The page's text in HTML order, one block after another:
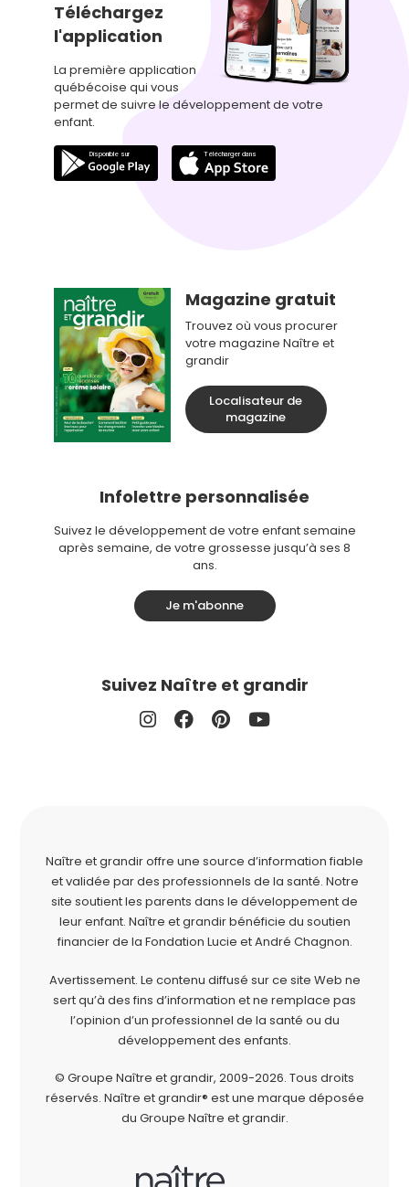
Téléchargez
l'application
La première application
québécoise qui vous
permet de suivre le développement de votre
enfant.
Magazine gratuit
Trouvez où vous procurer
votre magazine Naître et
grandir
Localisateur de
magazine
Infolettre personnalisée
Suivez le développement de votre enfant semaine
après semaine, de votre grossesse jusqu’à ses 8
ans.
Je m'abonne
Suivez Naître et grandir
Naître et grandir offre une source d’information fiable
et validée par des professionnels de la santé. Notre
site soutient les parents dans le développement de
leur enfant. Naître et grandir bénéficie du soutien
financier de la Fondation Lucie et André Chagnon.
Avertissement. Le contenu diffusé sur ce site Web ne
sert qu’à des fins d’information et ne remplace pas
l’opinion d’un professionnel de la santé ou du
développement des enfants.
© Groupe Naître et grandir, 2009-2026. Tous droits
réservés. Naître et grandir® est une marque déposée
du Groupe Naître et grandir.